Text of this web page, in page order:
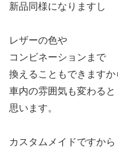
新品同様になりますし
レザーの色や
コンビネーションまで
換えることもできますか
車内の雰囲気も変わると
思います。
カスタムメイドですから